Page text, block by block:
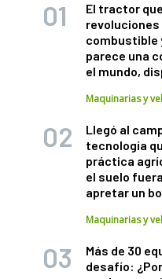
El tractor
combustible
parece una
el mundo,
Maquinarias y
Llegó al
tecnología
práctica
el suelo
apretar un
Maquinarias y
Más de 30
desafío: